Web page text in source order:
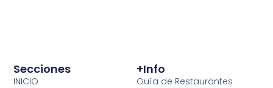
+info
Guía de Restaurantes
Secciones
INICIO